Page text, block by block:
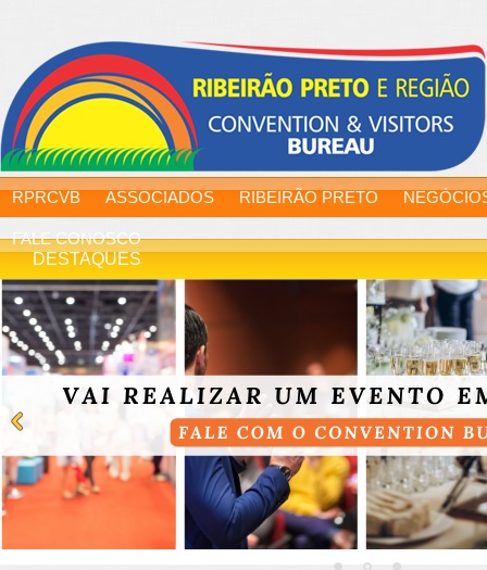
RPRCVB ASSOCIADOS RIBEIRÃO PRETO
FALE CONOSCO
DESTAQUES